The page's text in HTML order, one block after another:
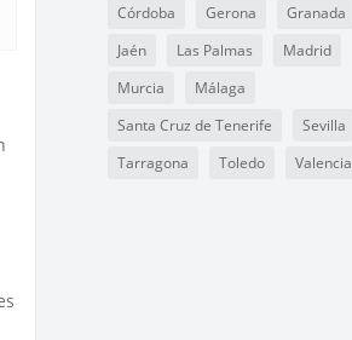
Córdoba
Gerona
Granada
Jaén
Las Palmas
Madrid
Murcia
Málaga
Santa Cruz de Tenerife
Sevilla
Tarragona
Toledo Valencia